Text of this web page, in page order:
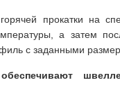
прокатки на
а затем
с заданными